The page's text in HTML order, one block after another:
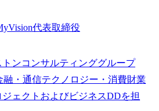
代表取締役
ンコンサルティンググループ
融・通信テクノロジー・消費財業
ェクトおよびビジネスDDを担